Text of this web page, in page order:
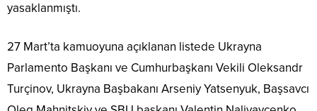
yasaklanmıştı.
27 Mart’ta kamuoyuna açıklanan listede Ukrayna
Parlamento Başkanı ve Cumhurbaşkanı Vekili Oleksandr
Turçinov, Ukrayna Başbakanı Arseniy Yatsenyuk, Başsavcı